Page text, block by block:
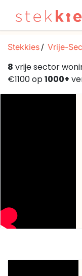
Stekkies Vrije-
8 vrije sector
€1100 op1000+